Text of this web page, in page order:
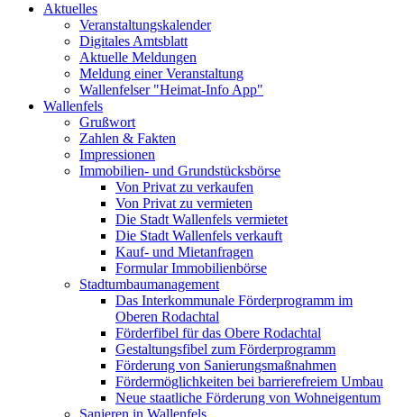
Aktuelles
Veranstaltungskalender
Digitales Amtsblatt
Aktuelle Meldungen
Meldung einer Veranstaltung
Wallenfelser "Heimat-Info App"
Wallenfels
Grußwort
Zahlen & Fakten
Impressionen
Immobilien- und Grundstücksbörse
Von Privat zu verkaufen
Von Privat zu vermieten
Die Stadt Wallenfels vermietet
Die Stadt Wallenfels verkauft
Kauf- und Mietanfragen
Formular Immobilienbörse
Stadtumbaumanagement
Das Interkommunale Förderprogramm im
Oberen Rodachtal
Förderfibel für das Obere Rodachtal
Gestaltungsfibel zum Förderprogramm
Förderung von Sanierungsmaßnahmen
Fördermöglichkeiten bei barrierefreiem Umbau
Neue staatliche Förderung von Wohneigentum
Sanieren in Wallenfels